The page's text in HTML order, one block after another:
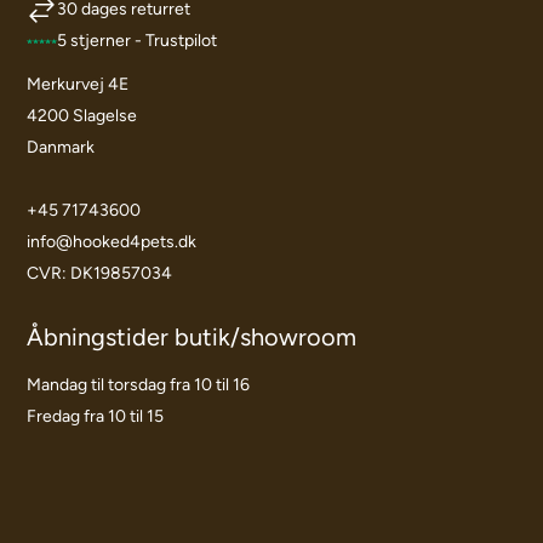
30 dages returret
5 stjerner - Trustpilot
Merkurvej 4E
4200 Slagelse
Danmark
+45 71743600
info@hooked4pets.dk
CVR: DK19857034
Åbningstider butik/showroom
Mandag til torsdag fra 10 til 16
Fredag fra 10 til 15